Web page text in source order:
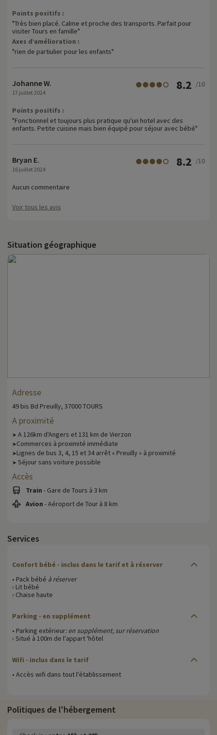
Points positifs :
"Très bien placé. Calme et proche des transports. Parfait pour
visiter Tours en famille"
Axes d’amélioration :
"rien de partiulier pour les enfants"
Johanne W.
17 juillet 2024
8.2 /10
Points positifs :
"Fonctionnel et toujours plus pratique qu'un hotel avec des
enfants. Petite cuisine mais bien équipé pour séjour avec bébé"
Bryan E.
16 juillet 2024
8.2 /10
Aucun commentaire
Voir tous les avis
Situation géographique
Adresse
49 bis Bd Preuilly, 37000 TOURS
A proximité
➤ A 126km d'Angers et 131 km de Vierzon
➤Commerces à proximité immédiate
➤Lignes de bus 3, 4, 15 et 34 arrêt « Preuilly » à proximité
➤ Séjour sans voiture possible
Accès
Train - Gare de Tours à 3 km
Avion - Aéroport de Tour à 8 km
Services
Confort bébé - inclus dans le tarif et à réserver
• Pack bébé à réserver
› Lit bébé
› Chaise haute
Parking - en supplément
• Parking extérieur: en supplément, sur réservation
› Situé à 100m de l'appart 'hôtel
Wifi - inclus dans le tarif
• Accès wifi dans tout l'établissement
Politiques de l'hébergement